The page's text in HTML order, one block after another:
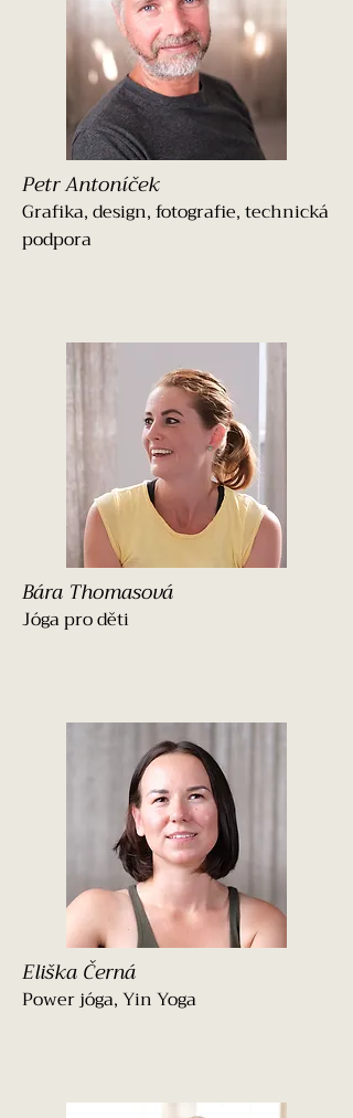
Petr Antoníček
Grafika, design, fotografie, technická
podpora
Bára Thomasová
Jóga pro děti
Eliška Černá
Power jóga, Yin Yoga